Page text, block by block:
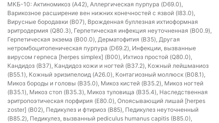
МКБ-10: Актиномикоз (A42), Аллергическая пурпура (D69.0),
Варикозное расширение вен нижних конечностей с язвой (I83.0),
Вирусные бородавки (B07), Врожденная буллезная ихтиоформная
эритродермия (Q80.3), Герпетическая инфекция неуточненная (B00.9),
Герпетическая экзема (B00.0), Дерматофития (B35), Другая
нетромбоцитопеническая пурпура (D69.2), Инфекции, вызванные
вирусом герпеса [herpes simplex] (B00), Ихтиоз простой (Q80.0),
Кандидоз (B37), Кандидоз кожи и ногтей (B37.2), Кожный лейшманиоз
(B55.1), Кожный эризипелоид (A26.0), Контагиозный моллюск (B08.1),
Микоз бороды и головы (B35.0), Микоз кистей (B35.2), Микоз ногтей
(B35.1), Микоз стоп (B35.3), Микоз туловища (B35.4), Наследственная
эритропоэтическая порфирия (E80.0), Опоясывающий лишай [herpes
zoster] (B02), Педикулез и фтириоз (B85), Педикулез неуточненный
(B85.2), Педикулез, вызванный pediculus humanus capitis (B85.0),